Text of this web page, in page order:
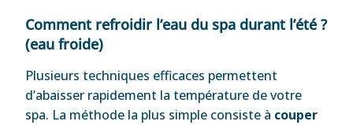
Comment refroidir l’eau du spa durant l’été ?
(eau froide)
Plusieurs techniques efficaces permettent
d’abaisser rapidement la température de votre
spa. La méthode la plus simple consiste à couper